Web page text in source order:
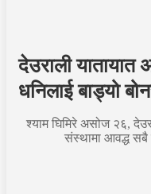
देउराली यातायात
धनिलाई बाड्यो
श्याम घिमिरे असोज २६,
संस्थामा आवद्ध सबै